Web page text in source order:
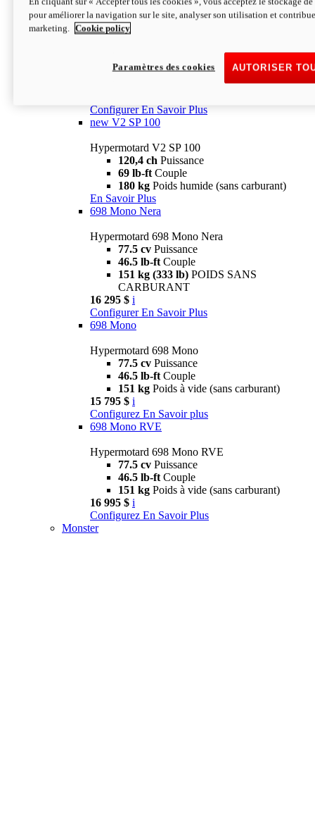
Configurer En Savoir Plus
newV2 SP
69 lb-ftCouple
Poids humide (sans carburant)
Configurer En Savoir Plus
new V2 SP 100
Hypermotard V2 SP 100
120,4 ch Puissance
69 lb-ft Couple
180 kg Poids humide (sans carburant)
En Savoir Plus
698 Mono Nera
Hypermotard 698 Mono Nera
77.5 cv Puissance
46.5 lb-ft Couple
151 kg (333 lb) POIDS SANS
CARBURANT
16 295 $ i
Configurer En Savoir Plus
698 Mono
Hypermotard 698 Mono
77.5 cv Puissance
46.5 lb-ft Couple
151 kg Poids à vide (sans carburant)
15 795 $ i
Configurez En Savoir plus
698 Mono RVE
Hypermotard 698 Mono RVE
77.5 cv Puissance
46.5 lb-ft Couple
151 kg Poids à vide (sans carburant)
16 995 $ i
Configurez En Savoir Plus
Monster
pour améliorer la navigation sur le site, analyser son utilisation et
marketing.
Cookie policy
AUTORISER
Paramètres des cookies